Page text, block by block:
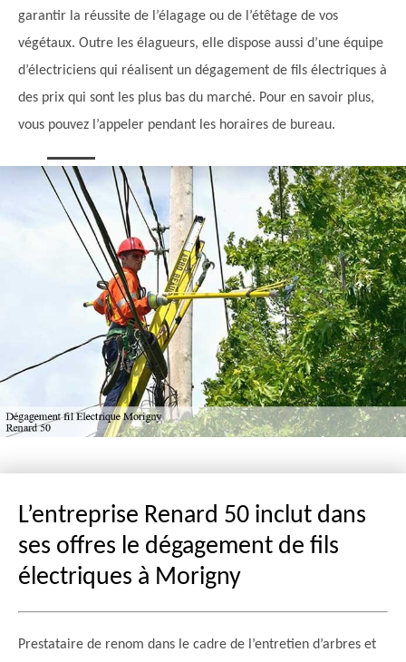
garantir la réussite de l’élagage ou de l’étêtage de vos
végétaux. Outre les élagueurs, elle dispose aussi d’une équipe
d’électriciens qui réalisent un dégagement de fils électriques à
des prix qui sont les plus bas du marché. Pour en savoir plus,
vous pouvez l’appeler pendant les horaires de bureau.
L’entreprise Renard 50 inclut dans
ses offres le dégagement de fils
électriques à Morigny
Prestataire de renom dans le cadre de l’entretien d’arbres et